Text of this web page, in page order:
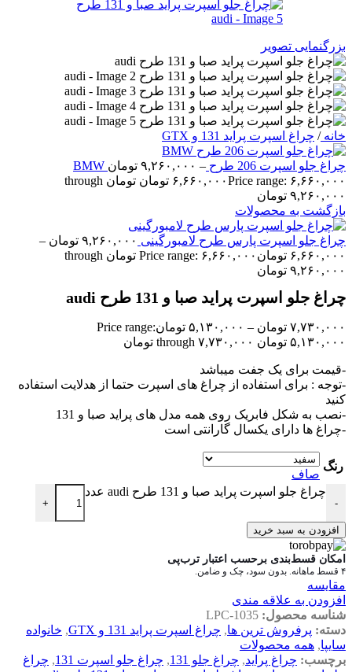
بزرگنمایی تصویر
خانه/ چراغ اسپرت پراید 131 و GTX
چراغ جلو اسپرت 206 طرح BMW ۹,۲۶۰,۰۰۰ تومان
–
۶,۶۶۰,۰۰۰ تومان
Price range: ۶,۶۶۰,۰۰۰ تومان through
۹,۲۶۰,۰۰۰ تومان
بازگشت به محصولات
چراغ جلو اسپرت پارس طرح لامبورگینی ۹,۲۶۰,۰۰۰ تومان –
۶,۶۶۰,۰۰۰ تومان
Price range: ۶,۶۶۰,۰۰۰ تومان through
۹,۲۶۰,۰۰۰ تومان
چراغ جلو اسپرت پراید صبا و 131 طرح audi
۷,۷۳۰,۰۰۰ تومان – ۵,۱۳۰,۰۰۰ تومانPrice range:
۵,۱۳۰,۰۰۰ تومان through ۷,۷۳۰,۰۰۰ تومان
-قیمت برای یک جفت میباشد
-توجه : برای استفاده از چراغ های اسپرت حتما از هدلایت استفاده
کنید
-نصب به شکل فابریک روی همه مدل های پراید صبا و 131
-چراغ ها دارای یکسال گارانتی است
رنگ
صاف
-
چراغ جلو اسپرت پراید صبا و 131 طرح audi عدد
+
افزودن به سبد خرید
امکان قسط‌بندی برحسب اعتبار ترب‌پی
۴ قسط ماهانه. بدون سود، چک و ضامن.
مقایسه
افزودن به علاقه مندی
شناسه محصول: LPC-1035
دسته: پرفروش ترین ها, چراغ اسپرت پراید 131 و GTX , خانواده
سایپا, همه محصولات
برچسب: چراغ پراید, چراغ جلو 131 , چراغ جلو اسپرت 131 , چراغ